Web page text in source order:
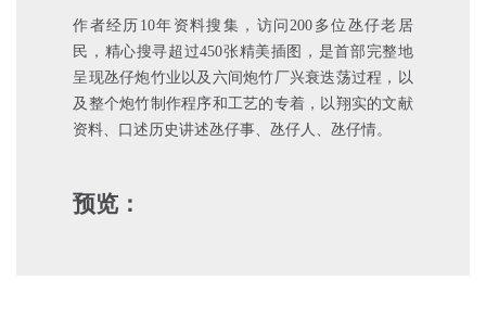
作者经历10年资料搜集，访问200多位氹仔老居
民，精心搜寻超过450张精美插图，是首部完整地
呈现氹仔炮竹业以及六间炮竹厂兴衰迭荡过程，以
及整个炮竹制作程序和工艺的专着，以翔实的文献
资料、口述历史讲述氹仔事、氹仔人、氹仔情。
预览：